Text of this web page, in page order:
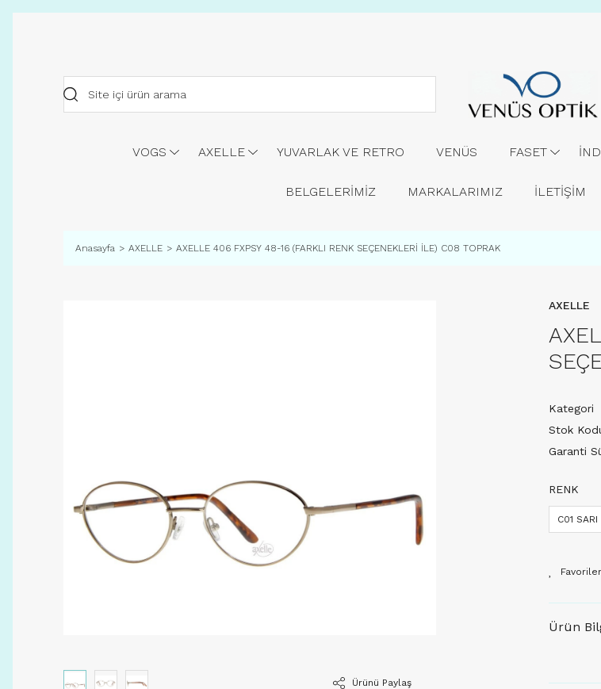
VOGS AXELLE YUVARLAK VE RETRO VENÜS FASET
BELGELERİMİZ MARKALARIMIZ İLETİŞİM
Anasayfa AXELLE AXELLE 406 FXPSY 48-16 (FARKLI RENK SEÇENEKLERİ İLE) C08 TOPRAK
Ürünü Paylaş
AXELLE
Kategori
Stok
Garanti
RENK
C01 SARI
Ürün